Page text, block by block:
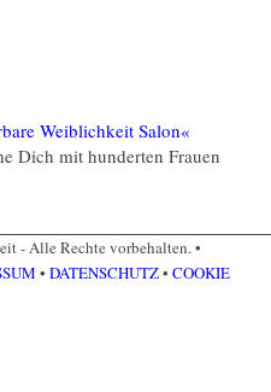
Weiblichkeit Salon«
Dich mit hunderten Frauen
- Alle Rechte vorbehalten. •
• DATENSCHUTZ• COOKIE